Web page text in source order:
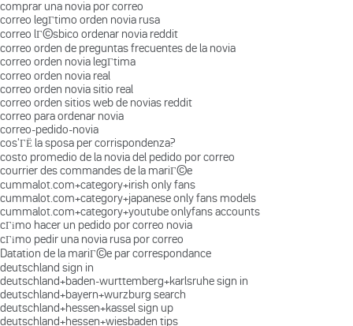
comprar una novia por correo
correo legГ­timo orden novia rusa
correo lГ©sbico ordenar novia reddit
correo orden de preguntas frecuentes de la novia
correo orden novia legГ­tima
correo orden novia real
correo orden novia sitio real
correo orden sitios web de novias reddit
correo para ordenar novia
correo-pedido-novia
cos'ГЁ la sposa per corrispondenza?
costo promedio de la novia del pedido por correo
courrier des commandes de la mariГ©e
cummalot.com+category+irish only fans
cummalot.com+category+japanese only fans models
cummalot.com+category+youtube onlyfans accounts
cГіmo hacer un pedido por correo novia
cГіmo pedir una novia rusa por correo
Datation de la mariГ©e par correspondance
deutschland sign in
deutschland+baden-wurttemberg+karlsruhe sign in
deutschland+bayern+wurzburg search
deutschland+hessen+kassel sign up
deutschland+hessen+wiesbaden tips